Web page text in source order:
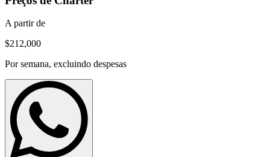
A partir de
$212,000
Por semana, excluindo despesas